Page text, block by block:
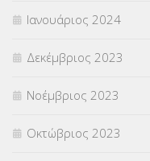
Ιανουάριος 2024
Δεκέμβριος 2023
Νοέμβριος 2023
Οκτώβριος 2023